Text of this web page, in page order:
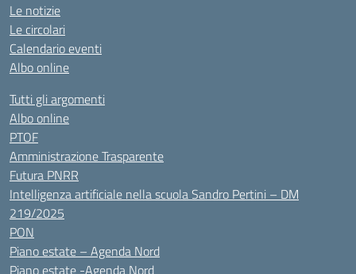
Le notizie
Le circolari
Calendario eventi
Albo online
Tutti gli argomenti
Albo online
PTOF
Amministrazione Trasparente
Futura PNRR
Intelligenza artificiale nella scuola Sandro Pertini – DM
219/2025
PON
Piano estate – Agenda Nord
Piano estate -Agenda Nord